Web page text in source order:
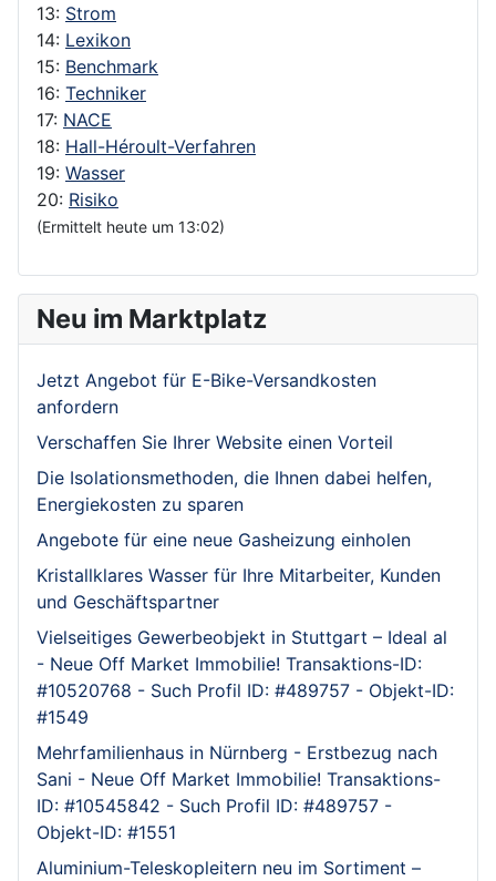
13: Strom
14: Lexikon
15: Benchmark
16: Techniker
17: NACE
18: Hall-Héroult-Verfahren
19: Wasser
20: Risiko
(Ermittelt heute um 13:02)
Neu im Marktplatz
Jetzt Angebot für E-Bike-Versandkosten
anfordern
Verschaffen Sie Ihrer Website einen Vorteil
Die Isolationsmethoden, die Ihnen dabei helfen,
Energiekosten zu sparen
Angebote für eine neue Gasheizung einholen
Kristallklares Wasser für Ihre Mitarbeiter, Kunden
und Geschäftspartner
Vielseitiges Gewerbeobjekt in Stuttgart – Ideal al
- Neue Off Market Immobilie! Transaktions-ID:
#10520768 - Such Profil ID: #489757 - Objekt-ID:
#1549
Mehrfamilienhaus in Nürnberg - Erstbezug nach
Sani - Neue Off Market Immobilie! Transaktions-
ID: #10545842 - Such Profil ID: #489757 -
Objekt-ID: #1551
Aluminium-Teleskopleitern neu im Sortiment –